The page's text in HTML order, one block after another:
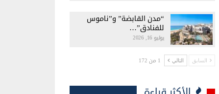
“مدن القابضة” و”ناموس
للفنادق”…
يوليو 16, 2026
السابق التالي 1 من 172